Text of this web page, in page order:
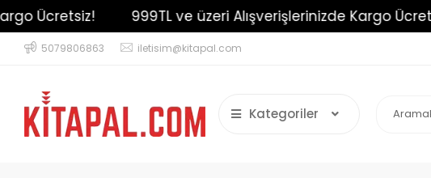
Ücretsiz! 999TL ve üzeri Alışverişlerinizde Kargo Ücretsiz!
5079806863 iletisim@kitapal.com
Kategoriler